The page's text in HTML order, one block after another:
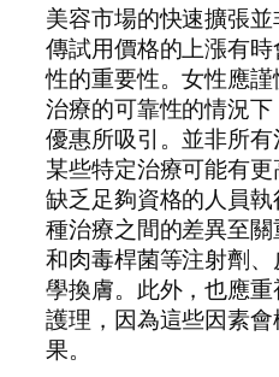
美容市場的快速擴張
傳試用價格的上漲有
性的重要性。女性應
治療的可靠性的情況
優惠所吸引。並非所有
某些特定治療可能有
缺乏足夠資格的人員
種治療之間的差異至
和肉毒桿菌等注射劑
學換膚。此外，也應
護理，因為這些因素
果。